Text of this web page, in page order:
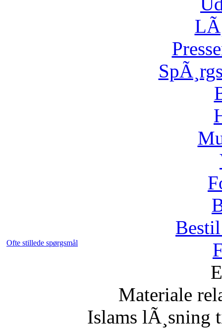
Ofte stillede spørgsmål
Materiale
Islams lÃ¸sning